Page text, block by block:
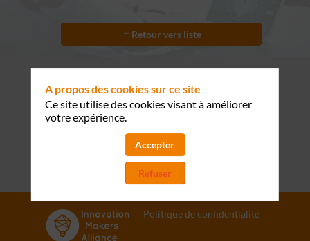
Retour vers liste
Politique de confidentialité
A propos des cookies sur ce site
Ce site utilise des cookies visant à améliorer
votre expérience.
Accepter
Refuser